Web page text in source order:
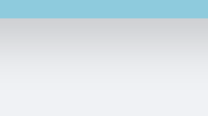
να αποτυπωθεί πάνω στο προϊόν